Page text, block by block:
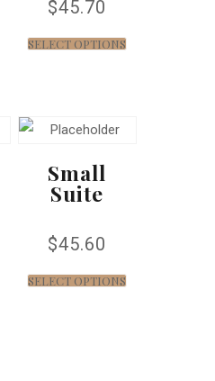
$45.70
SELECT OPTIONS
Small
Suite
$45.60
SELECT OPTIONS